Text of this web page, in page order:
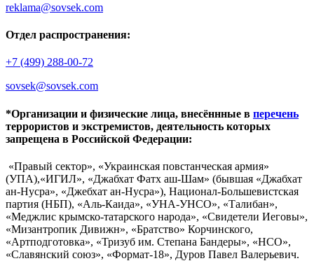
reklama@sovsek.com
Отдел распространения:
+7 (499) 288-00-72
sovsek@sovsek.com
*Организации и физические лица, внесённные в перечень
террористов и экстремистов, деятельность которых
запрещена в Российской Федерации:
«Правый сектор», «Украинская повстанческая армия»
(УПА),«ИГИЛ», «Джабхат Фатх аш-Шам» (бывшая «Джабхат
ан-Нусра», «Джебхат ан-Нусра»), Национал-Большевистская
партия (НБП), «Аль-Каида», «УНА-УНСО», «Талибан»,
«Меджлис крымско-татарского народа», «Свидетели Иеговы»,
«Мизантропик Дивижн», «Братство» Корчинского,
«Артподготовка», «Тризуб им. Степана Бандеры», «НСО»,
«Славянский союз», «Формат-18», Дуров Павел Валерьевич.